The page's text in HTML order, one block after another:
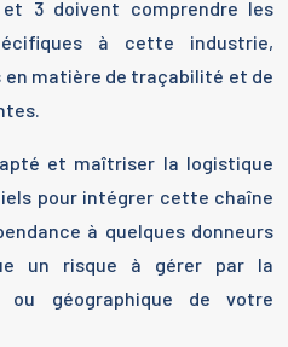
3 doivent comprendre les
à cette industrie,
matière de traçabilité et de
et maîtriser la logistique
pour intégrer cette chaîne
à quelques donneurs
un risque à gérer par la
ou géographique de votre